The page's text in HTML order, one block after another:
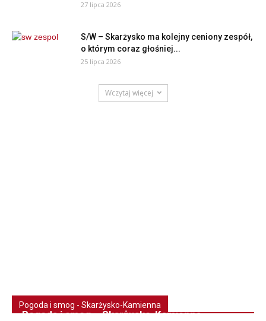
27 lipca 2026
S/W – Skarżysko ma kolejny ceniony zespół,
o którym coraz głośniej...
25 lipca 2026
Wczytaj więcej
Pogoda i smog - Skarżysko-Kamienna
Pogoda i smog – Skarżysko-Kamienna